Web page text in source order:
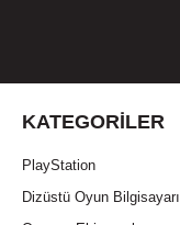
KATEGORILER
PlayStation
Dizüstü Oyun Bilgisayarı